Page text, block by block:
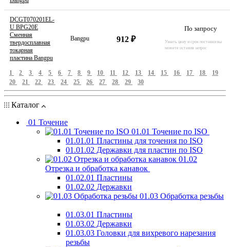
DCGT070201EL-
U BPG20E
Сменная
твердосплавная
токарная
пластина Bangpu
Bangpu 912 ₽
По запросу
Узнать цену и срок поставки вы
можете оставив запрос
1 2 3 4 5 6 7 8 9 10 11 12 13 14 15 16 17 18
19
20
21 22 23 24 25 26 27 28 29 30
Каталог
01 Точение
01.01 Точение по ISO
01.01.01 Пластины для точения по ISO
01.01.02 Державки для пластин по ISO
01.02
Отрезка и обработка канавок
01.02.01 Пластины
01.02.02 Державки
01.03 Обработка резьбы
01.03.01 Пластины
01.03.02 Державки
01.03.03 Головки для вихревого нарезания
резьбы